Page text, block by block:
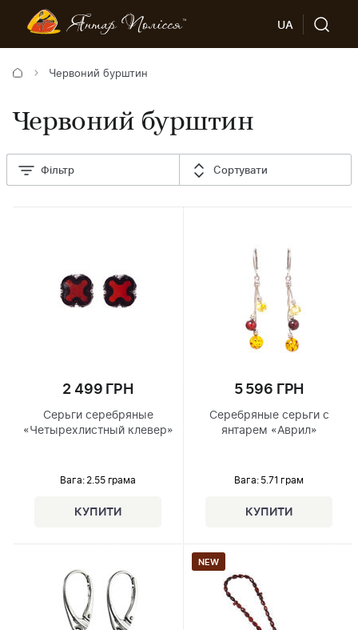
UA
Червоний бурштин
Червоний бурштин
Фільтр Сортувати
2 499 ГРН
Серьги серебряные
«Четырехлистный клевер»
Вага: 2.55 грама
5 596 ГРН
Серебряные серьги с
янтарем «Аврил»
Вага: 5.71 грам
NEW